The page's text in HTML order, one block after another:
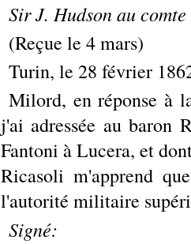
Sir J. Hudson au
(Reçue le 4 mars)
Turin, le 28 février
Milord, en réponse à
j'ai adressée au baron
Fantoni à Lucera, et
Ricasoli m'apprend
l'autorité militaire
Signé: